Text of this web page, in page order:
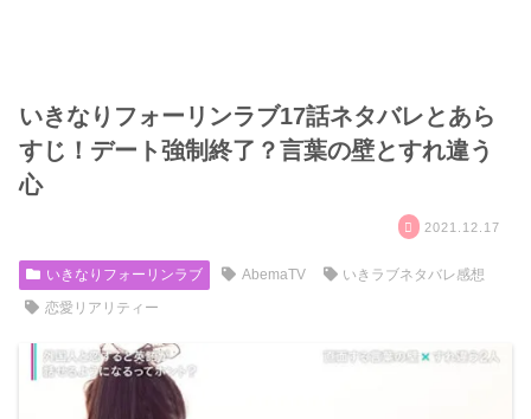
いきなりフォーリンラブ17話ネタバレとあら
すじ！デート強制終了？言葉の壁とすれ違う
心
2021.12.17
いきなりフォーリンラブ AbemaTV
いきラブネタバレ感想
恋愛リアリティー